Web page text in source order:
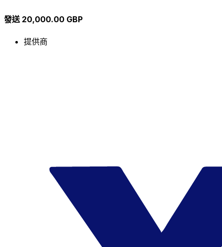
發送 20,000.00 GBP
提供商